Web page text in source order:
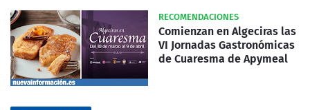
RECOMENDACIONES
Comienzan en Algeciras las
VI Jornadas Gastronómicas
de Cuaresma de Apymeal